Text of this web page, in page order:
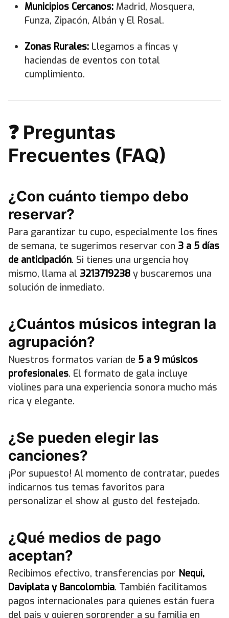
Municipios Cercanos: Madrid, Mosquera,
Funza, Zipacón, Albán y El Rosal.
Zonas Rurales: Llegamos a fincas y
haciendas de eventos con total
cumplimiento.
❓ Preguntas
Frecuentes (FAQ)
¿Con cuánto tiempo debo
reservar?
Para garantizar tu cupo, especialmente los fines
de semana, te sugerimos reservar con 3 a 5 días
de anticipación. Si tienes una urgencia hoy
mismo, llama al 3213719238 y buscaremos una
solución de inmediato.
¿Cuántos músicos integran la
agrupación?
Nuestros formatos varían de 5 a 9 músicos
profesionales. El formato de gala incluye
violines para una experiencia sonora mucho más
rica y elegante.
¿Se pueden elegir las
canciones?
¡Por supuesto! Al momento de contratar, puedes
indicarnos tus temas favoritos para
personalizar el show al gusto del festejado.
¿Qué medios de pago
aceptan?
Recibimos efectivo, transferencias por Nequi,
Daviplata y Bancolombia. También facilitamos
pagos internacionales para quienes están fuera
del país y quieren sorprender a su familia en